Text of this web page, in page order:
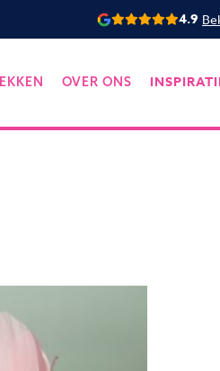
4.9
OVER ONS